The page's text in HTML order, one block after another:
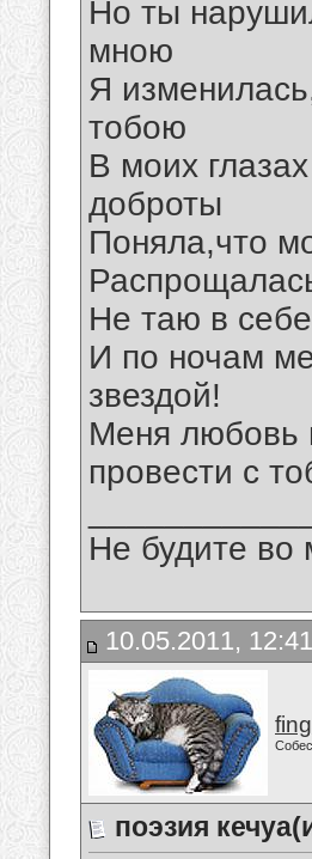
Но ты
мною
Я
тобою
В моих
доброты
Поняла,что
Не таю в
И по ночам
звездой!
Меня любовь
провести с
Не будите во
10.05.2011, 12:41
поэзия